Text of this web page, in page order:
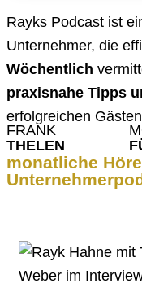
Rayks Podcast ist
Unternehmer, die
Wöchentlich
praxisnahe Tipps
erfolgreichen
FRANK
THELEN
monatliche